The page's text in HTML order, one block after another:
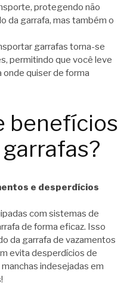
protegendo não
da garrafa, mas também o
garrafas torna-se
permitindo que você leve
onde quiser de forma
benefícios
e desperdícios
com sistemas de
de forma eficaz. Isso
da garrafa de vazamentos
evita desperdícios de
indesejadas em